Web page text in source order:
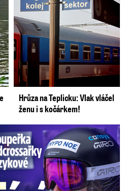
Hrůza na Teplicku: Vlak vláčel
ženu i s kočárkem!
Šokující konec!